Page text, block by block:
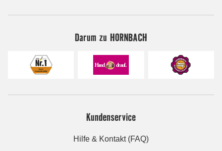
Darum zu HORNBACH
Kundenservice
Hilfe & Kontakt (FAQ)